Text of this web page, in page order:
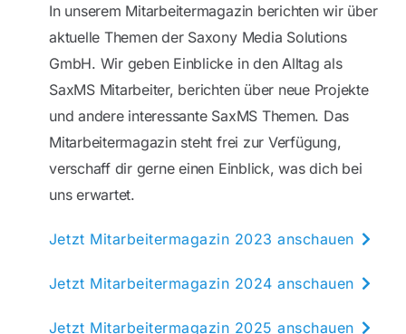
In unserem Mitarbeitermagazin berichten wir über
aktuelle Themen der Saxony Media Solutions
GmbH. Wir geben Einblicke in den Alltag als
SaxMS Mitarbeiter, berichten über neue Projekte
und andere interessante SaxMS Themen. Das
Mitarbeitermagazin steht frei zur Verfügung,
verschaff dir gerne einen Einblick, was dich bei
uns erwartet.
Jetzt Mitarbeitermagazin 2023 anschauen
Jetzt Mitarbeitermagazin 2024 anschauen
Jetzt Mitarbeitermagazin 2025 anschauen